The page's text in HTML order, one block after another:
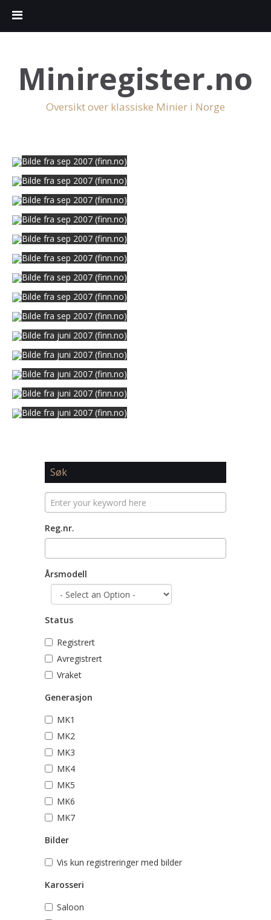
Miniregister.no
Oversikt over klassiske Minier i Norge
Bilde fra sep 2007 (finn.no)
Bilde fra sep 2007 (finn.no)
Bilde fra sep 2007 (finn.no)
Bilde fra sep 2007 (finn.no)
Bilde fra sep 2007 (finn.no)
Bilde fra sep 2007 (finn.no)
Bilde fra sep 2007 (finn.no)
Bilde fra sep 2007 (finn.no)
Bilde fra sep 2007 (finn.no)
Bilde fra juni 2007 (finn.no)
Bilde fra juni 2007 (finn.no)
Bilde fra juni 2007 (finn.no)
Bilde fra juni 2007 (finn.no)
Bilde fra juni 2007 (finn.no)
Søk
Reg.nr.
Årsmodell
Status
Registrert
Avregistrert
Vraket
Generasjon
MK1
MK2
MK3
MK4
MK5
MK6
MK7
Bilder
Vis kun registreringer med bilder
Karosseri
Saloon